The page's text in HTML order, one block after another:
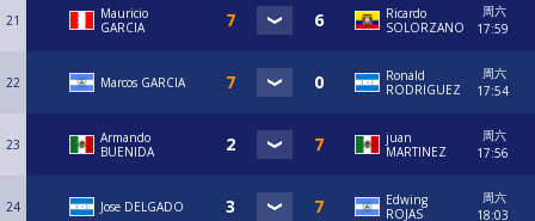
21
Mauricio
GARCIA
Ricardo
SOLORZANO
周六
17:59
22 Marcos GARCIA
Ronald
RODRIGUEZ
周六
17:54
23
Armando
BUENIDA
juan
MARTINEZ
周六
17:56
24 Jose DELGADO
Edwing
ROJAS
周六
18:03